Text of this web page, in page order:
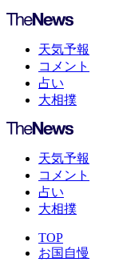
天気予報
コメント
占い
大相撲
天気予報
コメント
占い
大相撲
TOP
お国自慢